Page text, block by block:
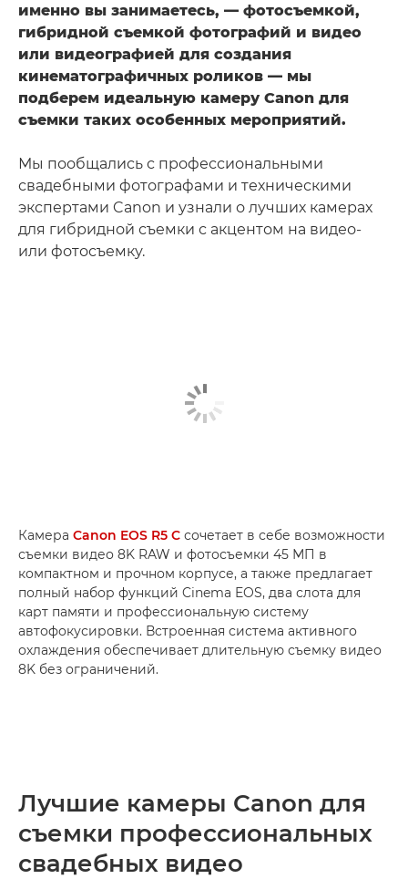
именно вы занимаетесь, — фотосъемкой,
гибридной съемкой фотографий и видео
или видеографией для создания
кинематографичных роликов — мы
подберем идеальную камеру Canon для
съемки таких особенных мероприятий.
Мы пообщались с профессиональными
свадебными фотографами и техническими
экспертами Canon и узнали о лучших камерах
для гибридной съемки с акцентом на видео-
или фотосъемку.
Камера Canon EOS R5 C сочетает в себе возможности
съемки видео 8K RAW и фотосъемки 45 МП в
компактном и прочном корпусе, а также предлагает
полный набор функций Cinema EOS, два слота для
карт памяти и профессиональную систему
автофокусировки. Встроенная система активного
охлаждения обеспечивает длительную съемку видео
8K без ограничений.
Лучшие камеры Canon для
съемки профессиональных
свадебных видео